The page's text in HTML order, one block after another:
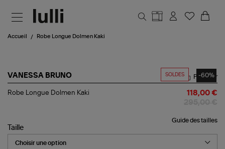
Accueil Robe Longue Dolmen Kaki
SOLDES -60%
VANESSA BRUNO
Robe
Partager
Robe Longue Dolmen Kaki 118,00 €
Guide des tailles
Taille